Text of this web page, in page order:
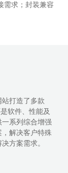
接需求；封装兼容
站打造了多款
是软件、性能及
供一系列综合增强
，解决客户特殊
决方案需求。